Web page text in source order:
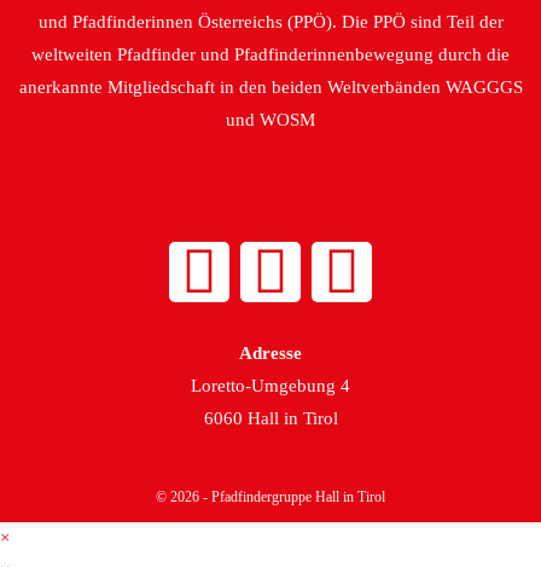
und Pfadfinderinnen Österreichs (PPÖ). Die PPÖ sind Teil der
weltweiten Pfadfinder und Pfadfinderinnenbewegung durch die
anerkannte Mitgliedschaft in den beiden Weltverbänden WAGGGS
und WOSM
Adresse
Loretto-Umgebung 4
6060 Hall in Tirol
© 2026 - Pfadfindergruppe Hall in Tirol
×